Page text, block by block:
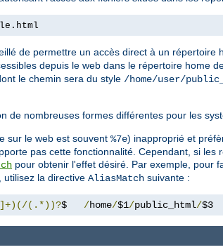
de permettre un accès direct à un répertoire
depuis le web dans le répertoire home
le chemin sera du style /home/user/
de nombreuses formes différentes pour les
sur le web est souvent %7e) inapproprié et
pas cette fonctionnalité. Cependant, si
pour obtenir l'effet désiré. Par exemple, pour
, utilisez la directive AliasMatch suivante :
]+)(/(.*))?$ /home/$1/public_html/$3